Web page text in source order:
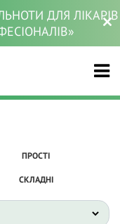
ДЛЯ ЛІКАРІВ
ПРОСТІ
СКЛАДНІ